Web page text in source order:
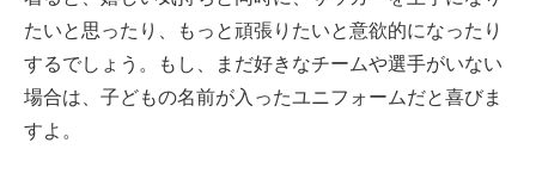
たいと思ったり、もっと頑張りたいと意欲的になったり
するでしょう。もし、まだ好きなチームや選手がいない
場合は、子どもの名前が入ったユニフォームだと喜びま
すよ。